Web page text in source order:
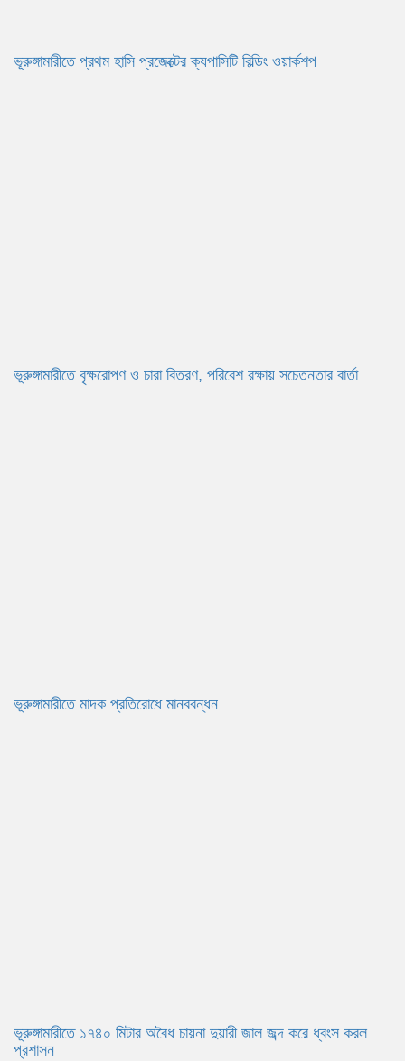
ভূরুঙ্গামারীতে প্রথম হাসি প্রজেক্টের ক্যপাসিটি বিল্ডিং ওয়ার্কশপ
ভূরুঙ্গামারীতে বৃক্ষরোপণ ও চারা বিতরণ, পরিবেশ রক্ষায় সচেতনতার বার্তা
ভূরুঙ্গামারীতে মাদক প্রতিরোধে মানববন্ধন
ভূরুঙ্গামারীতে ১৭৪০ মিটার অবৈধ চায়না দুয়ারী জাল জব্দ করে ধ্বংস করল
প্রশাসন